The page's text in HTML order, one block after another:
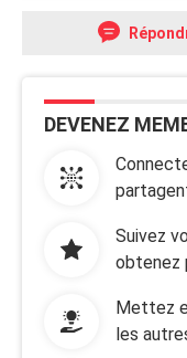
DEVENEZ
Suivez
obtenez
Mettez
les